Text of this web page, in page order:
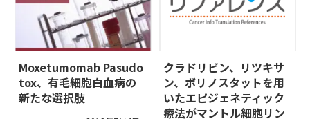
Moxetumomab Pasudo
tox、有毛細胞白血病の
新たな選択肢
クラドリビン、リツキサ
ン、ボリノスタットを用
いたエピジェネティック
療法がマントル細胞リン